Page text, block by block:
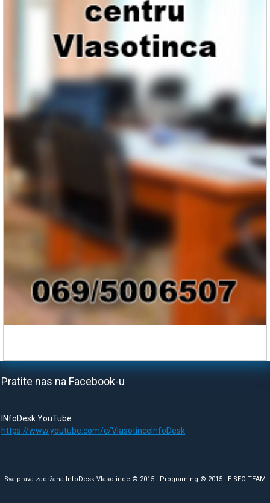
Pratite nas na Facebook-u
INfoDesk YouTube
https://www.youtube.com/c/VlasotinceInfoDesk
Sva prava zadržana InfoDesk Vlasotince © 2015 | Programing © 2015 - E-SEO TEAM